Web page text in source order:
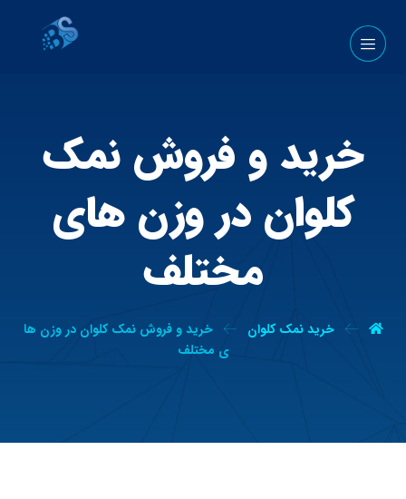
خرید و فروش نمک
کلوان در وزن های
مختلف
خرید نمک کلوان
خرید و فروش نمک کلوان در وزن ها
ی مختلف